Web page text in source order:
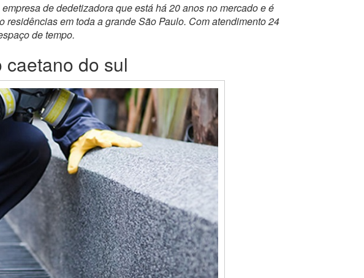
de dedetizadora que está há 20 anos no mercado e é
residências em toda a grande São Paulo. Com atendimento 24
de tempo.
do sul